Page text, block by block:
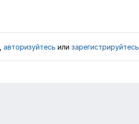
авторизуйтесь или зарегистрируйтесь